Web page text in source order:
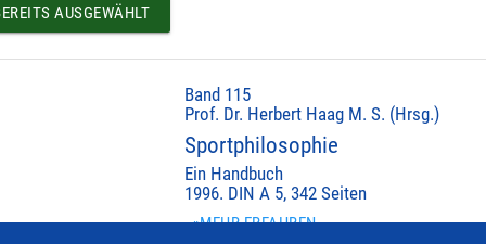
AUSGEWÄHLT
Band 115
Prof. Dr. Herbert Haag M. S. (Hrsg.)
Sportphilosophie
Ein Handbuch
1996. DIN A 5, 342 Seiten
»MEHR ERFAHREN ...